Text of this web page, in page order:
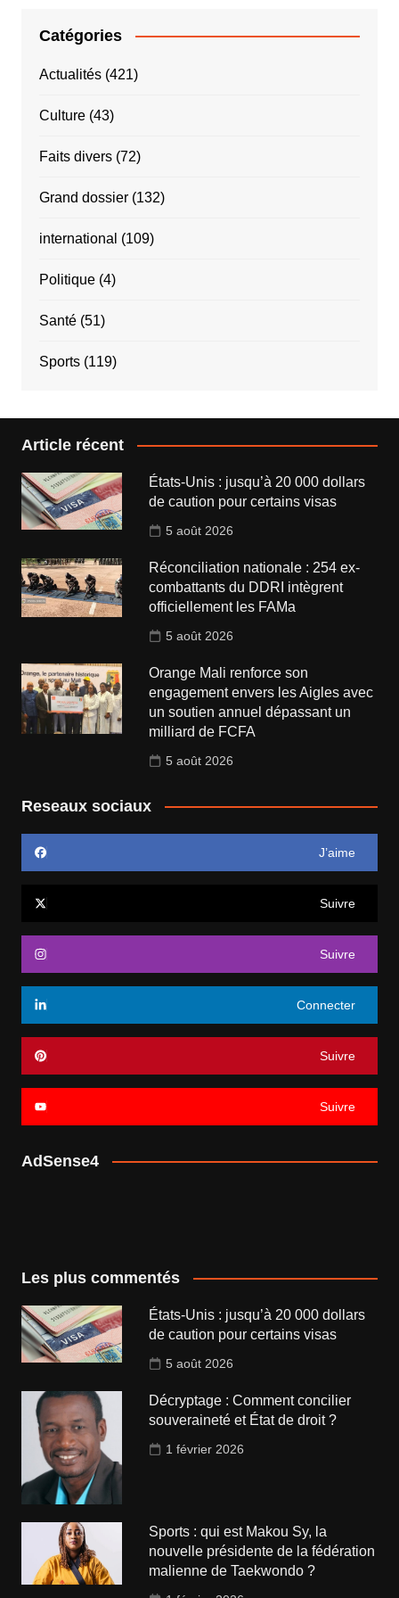
Catégories
Actualités(421)
Culture(43)
Faits divers(72)
Grand dossier(132)
international (109)
Politique(4)
Santé(51)
Sports(119)
Article récent
États-Unis : jusqu’à 20 000 dollars
de caution pour certains visas
5 août 2026
Réconciliation nationale : 254 ex-
combattants du DDRI intègrent
officiellement les FAMa
5 août 2026
Orange Mali renforce son
engagement envers les Aigles avec
un soutien annuel dépassant un
milliard de FCFA
5 août 2026
Reseaux sociaux
J’aime
Suivre
Suivre
Connecter
Suivre
Suivre
AdSense4
Les plus commentés
États-Unis : jusqu’à 20 000 dollars
de caution pour certains visas
5 août 2026
Décryptage : Comment concilier
souveraineté et État de droit ?
1 février 2026
Sports : qui est Makou Sy, la
nouvelle présidente de la fédération
malienne de Taekwondo ?